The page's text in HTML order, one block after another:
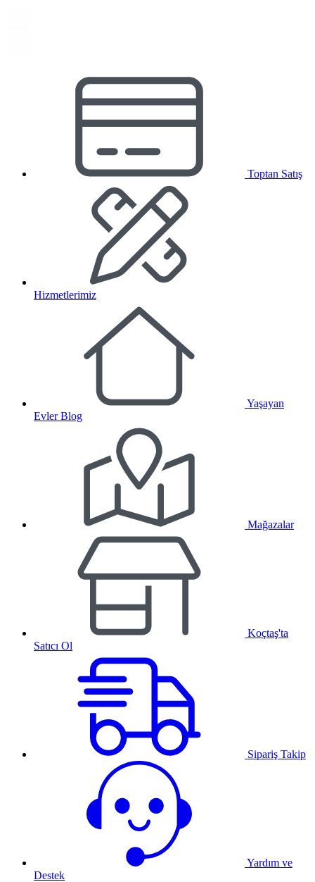
Toptan Satış
Hizmetlerimiz
Yaşayan
Evler Blog
Mağazalar
Koçtaş'ta
Satıcı Ol
Sipariş Takip
Yardım ve
Destek